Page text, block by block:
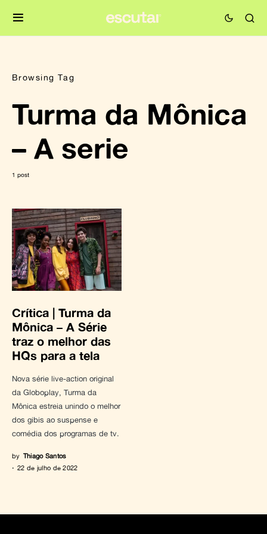
Browsing Tag
Turma da Mônica
– A serie
1 post
Crítica | Turma da
Mônica – A Série
traz o melhor das
HQs para a tela
Nova série live-action original
da Globoplay, Turma da
Mônica estreia unindo o melhor
dos gibis ao suspense e
comédia dos programas de tv.
by Thiago Santos
22 de julho de 2022